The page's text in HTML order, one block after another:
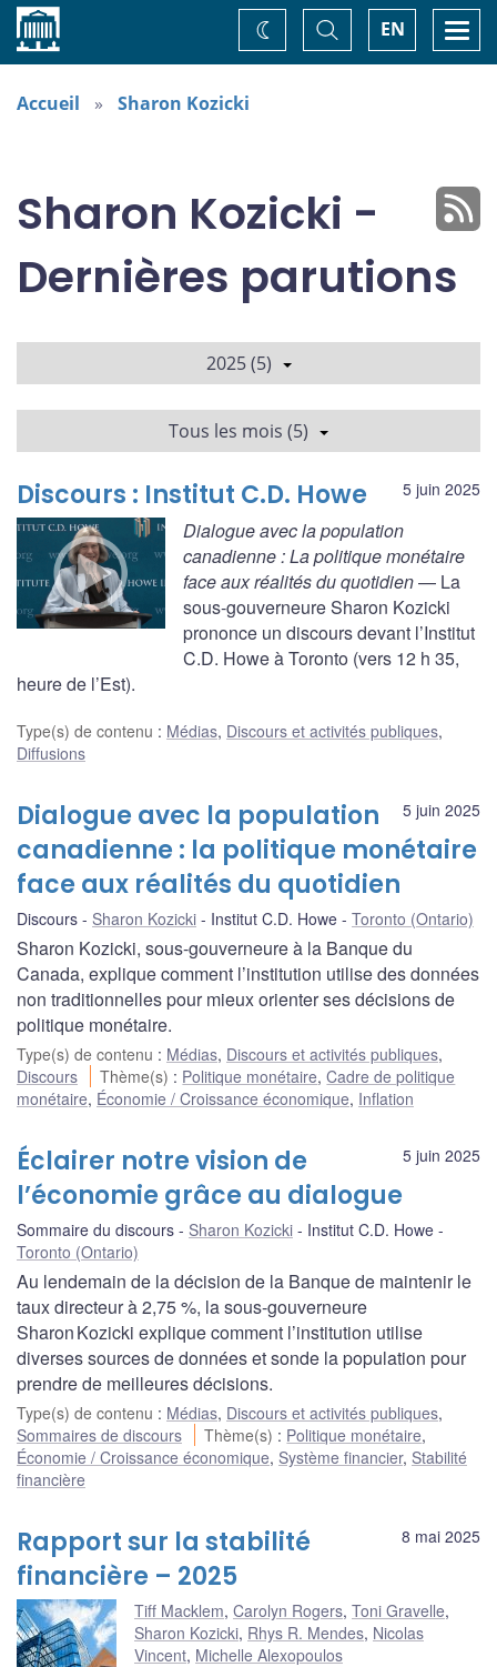
Accueil EN
Basculer
la
recherche
Changez
de
Accueil Sharon Kozicki
Sharon Kozicki -
Dernières parutions
2025 (5)
Tous les mois (5)
5 juin 2025
Discours : Institut C.D. Howe
Dialogue avec la population
canadienne : La politique monétaire
face aux réalités du quotidien— La
sous-gouverneure Sharon Kozicki
prononce un discours devant l’Institut
C.D. Howe à Toronto (vers 12 h 35,
heure de l’Est).
Type(s) de contenu : Médias, Discours et activités publiques,
Diffusions
5 juin 2025
Dialogue avec la population
canadienne : la politique monétaire
face aux réalités du quotidien
Discours Sharon Kozicki Institut C.D. Howe Toronto (Ontario)
Sharon Kozicki, sous-gouverneure à la Banque du
Canada, explique comment l’institution utilise des données
non traditionnelles pour mieux orienter ses décisions de
politique monétaire.
Type(s) de contenu : Médias, Discours et activités publiques,
Discours
Thème(s) : Politique monétaire,Cadre de politique
monétaire, Économie / Croissance économique, Inflation
5 juin 2025
Éclairer notre vision de
l’économie grâce au dialogue
Sommaire du discours Sharon Kozicki
Institut C.D. Howe
Toronto (Ontario)
Au lendemain de la décision de la Banque de maintenir le
taux directeur à 2,75 %, la sous-gouverneure
Sharon Kozicki explique comment l’institution utilise
diverses sources de données et sonde la population pour
prendre de meilleures décisions.
Type(s) de contenu : Médias, Discours et activités publiques,
Sommaires de discours
Thème(s) : Politique monétaire,
Économie / Croissance économique, Système financier, Stabilité
financière
8 mai 2025
Rapport sur la stabilité
financière – 2025
Tiff Macklem, Carolyn Rogers, Toni Gravelle,
Sharon Kozicki, Rhys R. Mendes, Nicolas
Vincent, Michelle Alexopoulos